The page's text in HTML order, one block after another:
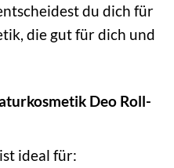
du dich für
die gut für dich und
Deo Roll-
ideal für: